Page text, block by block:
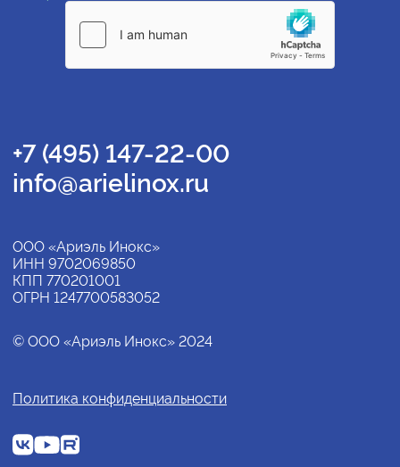
+7 (495) 147-22-00
info@arielinox.ru
ООО «Ариэль Инокс»
ИНН 9702069850
КПП 770201001
ОГРН 1247700583052
© ООО «Ариэль Инокс» 2024
Политика конфиденциальности